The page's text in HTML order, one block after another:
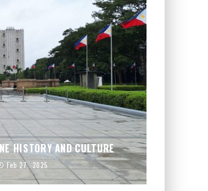
HISTORY AND CULTURE
Feb 27, 2025